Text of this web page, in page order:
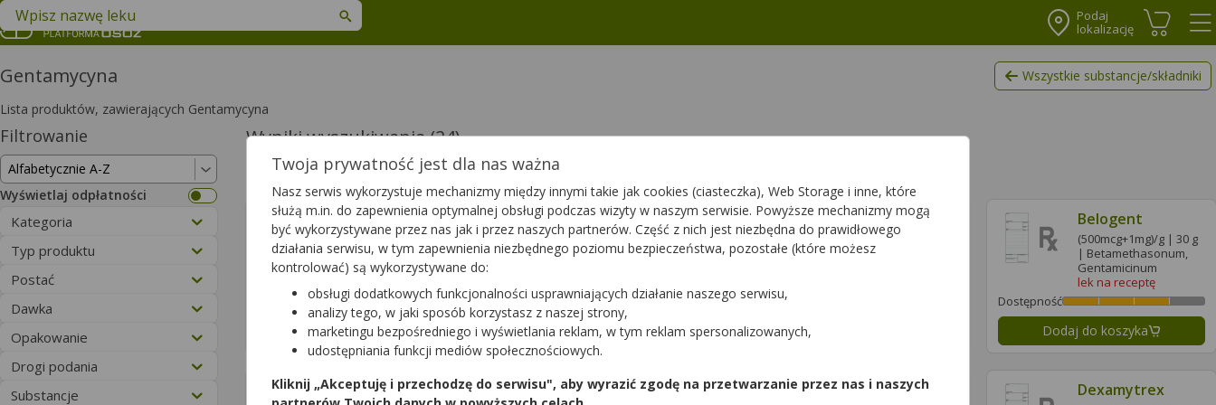
Podaj
lokalizację
Koszyk
Znajdź lek w swojej okolicy
Gentamycyna
Wszystkie substancje/składniki
Lista produktów, zawierających Gentamycyna
Filtrowanie
Wyświetlaj odpłatności
Kategoria
Typ produktu
Postać
Dawka
Opakowanie
Drogi podania
Substancje
Wyniki wyszukiwania(24)
Wyczyść filtry
Bedicort G
(500mcg+1mg)/g | 15 g
| Betamethasonum,
Gentamicinum
Dostępność
Dodaj do koszyka
Bedicort G
(500mcg+1mg)/g | 30 g
| Betamethasonum,
Dostępność
Dodaj do koszyka
Belogent
(500mcg+1mg)/g | 15 g
| Betamethasonum,
Dostępność
Dodaj do koszyka
Belogent
(500mcg+1mg)/g | 30 g
| Betamethasonum,
Gentamicinum
lek na receptę
Dostępność
Dodaj do koszyka
Belogent Belogent Dexamytrex Dexamytrex
Twoja prywatność jest dla nas ważna
Nasz serwis wykorzystuje mechanizmy między innymi takie jak cookies (ciasteczka), Web Storage i inne, które
służą m.in. do zapewnienia optymalnej obsługi podczas wizyty w naszym serwisie. Powyższe mechanizmy mogą
być wykorzystywane przez nas jak i przez naszych partnerów. Część z nich jest niezbędna do prawidłowego
działania serwisu, w tym zapewnienia niezbędnego poziomu bezpieczeństwa, pozostałe (które możesz
kontrolować) są wykorzystywane do:
obsługi dodatkowych funkcjonalności usprawniających działanie naszego serwisu,
analizy tego, w jaki sposób korzystasz z naszej strony,
marketingu bezpośredniego i wyświetlania reklam, w tym reklam spersonalizowanych,
udostępniania funkcji mediów społecznościowych.
Kliknij „Akceptuję i przechodzę do serwisu", aby wyrazić zgodę na przetwarzanie przez nas i naszych